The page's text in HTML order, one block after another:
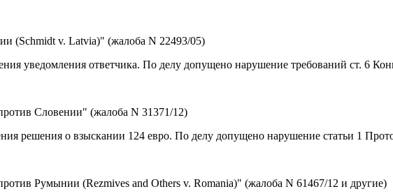
(Schmidt v. Latvia)" (жалоба N 22493/05)
уведомления ответчика. По делу допущено нарушение требований ст. 6
Словении" (жалоба N 31371/12)
решения о взыскании 124 евро. По делу допущено нарушение статьи 1
Румынии (Rezmives and Others v. Romania)" (жалоба N 61467/12 и другие)